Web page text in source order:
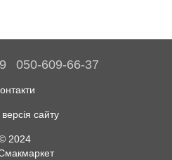
050-609-66-37
сайту
2024